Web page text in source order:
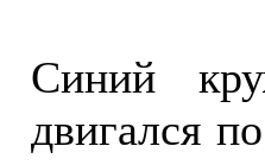
Синий
двигался